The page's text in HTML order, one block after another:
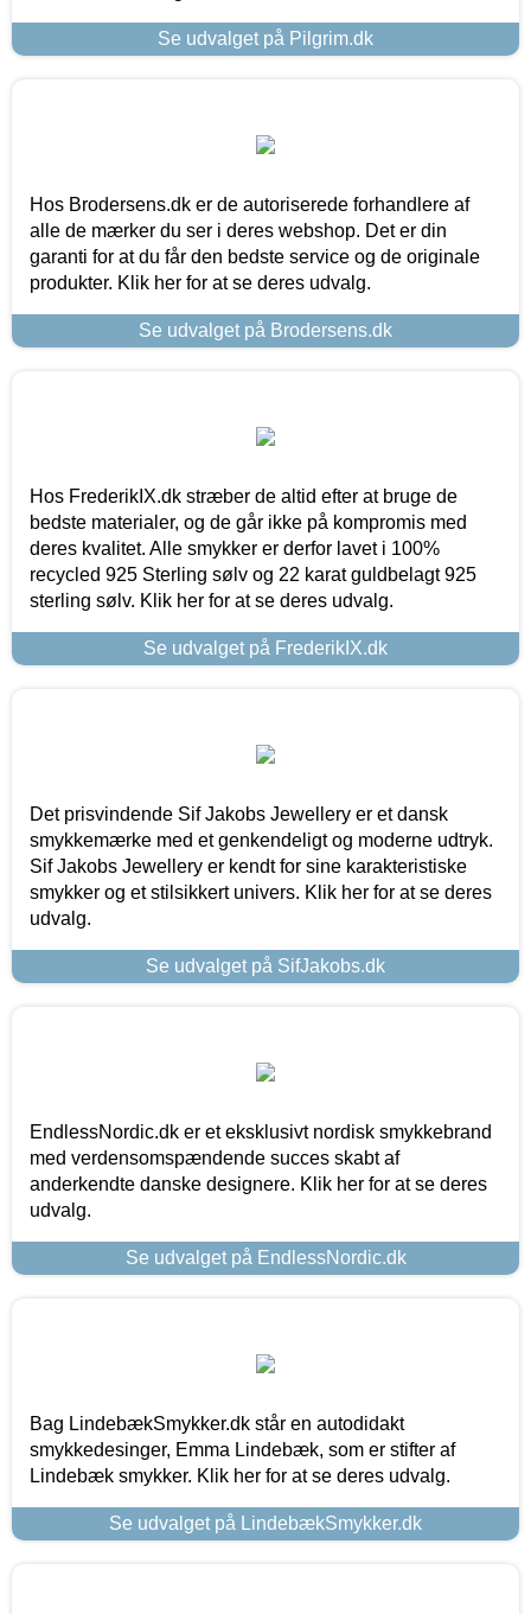
Se udvalget på Pilgrim.dk
Hos Brodersens.dk er de autoriserede forhandlere af
alle de mærker du ser i deres webshop. Det er din
garanti for at du får den bedste service og de originale
produkter. Klik her for at se deres udvalg.
Se udvalget på Brodersens.dk
Hos FrederikIX.dk stræber de altid efter at bruge de
bedste materialer, og de går ikke på kompromis med
deres kvalitet. Alle smykker er derfor lavet i 100%
recycled 925 Sterling sølv og 22 karat guldbelagt 925
sterling sølv. Klik her for at se deres udvalg.
Se udvalget på FrederikIX.dk
Det prisvindende Sif Jakobs Jewellery er et dansk
smykkemærke med et genkendeligt og moderne udtryk.
Sif Jakobs Jewellery er kendt for sine karakteristiske
smykker og et stilsikkert univers. Klik her for at se deres
udvalg.
Se udvalget på SifJakobs.dk
EndlessNordic.dk er et eksklusivt nordisk smykkebrand
med verdensomspændende succes skabt af
anderkendte danske designere. Klik her for at se deres
udvalg.
Se udvalget på EndlessNordic.dk
Bag LindebækSmykker.dk står en autodidakt
smykkedesinger, Emma Lindebæk, som er stifter af
Lindebæk smykker. Klik her for at se deres udvalg.
Se udvalget på LindebækSmykker.dk